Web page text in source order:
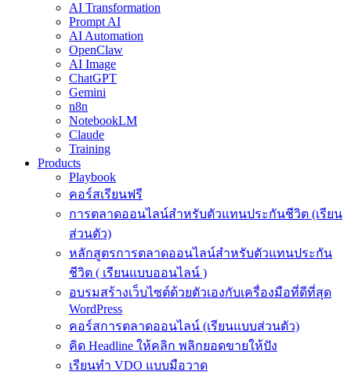
AI Transformation
Prompt AI
AI Automation
OpenClaw
AI Image
ChatGPT
Gemini
n8n
NotebookLM
Claude
Training
Products
Playbook
คอร์สเรียนฟรี
การตลาดออนไลน์สำหรับตัวแทนประกันชีวิต (เรียน
ส่วนตัว)
หลักสูตรการตลาดออนไลน์สำหรับตัวแทนประกัน
ชีวิต ( เรียนแบบออนไลน์ )
อบรมสร้างเว็บไซต์ด้วยตัวเองกับเครื่องมือที่ดีที่สุด
WordPress
คอร์สการตลาดออนไลน์ (เรียนแบบส่วนตัว)
คิด Headline ให้คลิก พลิกยอดขายให้ปัง
เรียนทำ VDO แบบมือวาด